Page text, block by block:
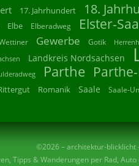
17. Jahrhundert 18.
Elbe Elberadweg Elster-
Gewerbe Gotik
Landkreis Nordsachsen
Parthe
Romanik Saale Saale-
©2026 – architektur-blicklicht
Tipps & Wanderungen per Rad,